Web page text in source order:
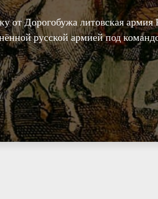
от Дорогобужа литовская
русской армией под